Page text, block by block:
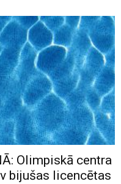
Olimpiskā centra
bijušas licencētas